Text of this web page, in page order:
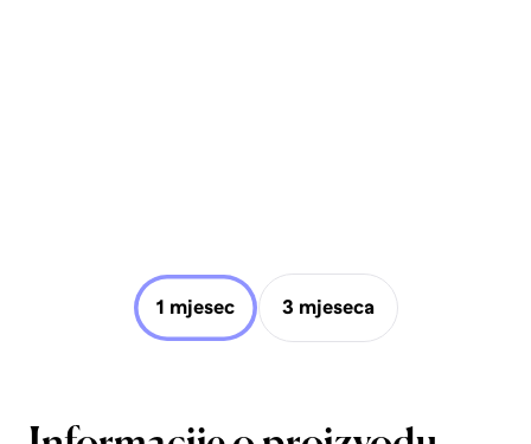
1 mjesec 3 mjeseca